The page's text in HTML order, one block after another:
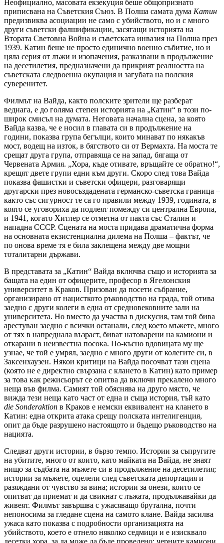
Неофициално, масовата екзекуция беше общопризнато
приписвана на Съветския Съюз. В Полша самата дума Катин
предизвиква асоциации не само с убийството, но и с много
други съветски фалшификации, засягащи историята на
Втората Световна Война и съветската инвазия на Полша през
1939. Катин беше не просто единично военно събитие, но и
цяла серия от лъжи и изопачения, разказвани в продължение
на десетилетия, предназначени да прикрият реалността на
съветската следвоенна окупация и загубата на полския
суверенитет.
Филмът на Вайда, както полските зрители ще разберат
веднага, е до голяма степен историята на „Катин“ в този по-
широк смисъл на думата. Неговата начална сцена, за която
Вайда казва, че е носил в главата си в продължение на
години, показва група бегълци, които минават по някакъв
мост, водещ на изток, в бягството си от Вермахта. На моста те
срещат друга група, отправяща се на запад, бягаща от
Червената Армия. „Хора, къде отивате, връщайте се обратно!“,
крещят двете групи едни към други. Скоро след това Вайда
показва фашистки и съветски офицери, разговарящи
другарски през новосъздадената германско-съветска граница –
както със сигурност те са го правили между 1939, годината, в
която се уговориха да подлеят помежду си централна Европа,
и 1941, когато Хитлер се отметна от пакта със Сталин и
нападна СССР. Сцената на моста придава драматична форма
на основната екзистенциална дилема на Полша – фактът, че
по онова време тя е била заклещена между две мощни
тоталитарни държави.
В представата за „Катин“ Вайда включва също и историята за
бащата на един от офицерите, професор в Ягелонския
университет в Краков. Призован да посети събрание,
организирано от нацисткото ръководство на града, той отива
заедно с други колеги в една от средновековните зали на
университета. Но вместо да участва в дискусия, там той бива
арестуван заедно с всички останали, след което мъжете, много
от тях в напреднала възраст, биват натоварени на камиони и
откарани в неизвестна посока. По-късно вдовицата му ще
узнае, че той е умрял, заедно с много други от колегите си, в
Заксенхаузен. Някои критици на Вайда посочват тази сцена
(която не е директно свързана с клането в Катин) като пример
за това как режисьорът се опитва да включи прекалено много
неща във филма. Самият той обяснява на друго място, че
вижда тези неща като част от една и съща история, тъй като
die Sonderaktion в Краков е немски еквивалент на клането в
Катин: една открита атака срещу полската интелигенция,
опит да бъде разрушено настоящото и бъдещо ръководство на
нацията.
Следват други истории, в бързо темпо. Истории за съпругите
на убитите, много от които, като майката на Вайда, не знаят
нищо за съдбата на мъжете си в продължение на десетилетия;
истории за мъжете, оцелели след съветската депортация и
разяждани от чувство за вина; истории за онези, които се
опитват да приемат и да свикнат с лъжата, продължавайки да
живеят. Филмът завършва с ужасяващо брутална, почти
непоносима за гледане сцена на самото клане. Вайда засилва
ужаса като показва с подробности организацията на
убийството, което е отнело няколко седмици и е изисквало
десетки хора, за да може да бъде проведено: черните камиони,